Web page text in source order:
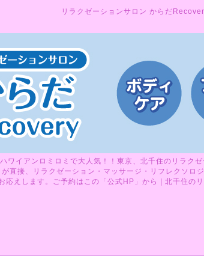
リラクゼーションサロン からだ
ワイアンロミロミで大人気！！東京、北千住のリラク
直接、リラクゼーション・マッサージ・リフレクソロ
応えします。ご予約はこの「公式HP」から | 北千住の